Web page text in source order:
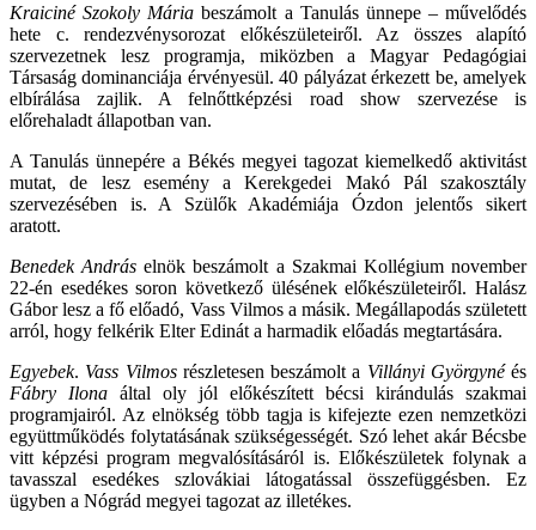
Kraiciné Szokoly Mária beszámolt a Tanulás ünnepe – művelődés
hete c. rendezvénysorozat előkészületeiről. Az összes alapító
szervezetnek lesz programja, miközben a Magyar Pedagógiai
Társaság dominanciája érvényesül. 40 pályázat érkezett be, amelyek
elbírálása zajlik. A felnőttképzési road show szervezése is
előrehaladt állapotban van.
A Tanulás ünnepére a Békés megyei tagozat kiemelkedő aktivitást
mutat, de lesz esemény a Kerekgedei Makó Pál szakosztály
szervezésében is. A Szülők Akadémiája Ózdon jelentős sikert
aratott.
Benedek András elnök beszámolt a Szakmai Kollégium november
22-én esedékes soron következő ülésének előkészületeiről. Halász
Gábor lesz a fő előadó, Vass Vilmos a másik. Megállapodás született
arról, hogy felkérik Elter Edinát a harmadik előadás megtartására.
Egyebek. Vass Vilmosrészletesen beszámolt a Villányi Györgynéés
Fábry Ilona által oly jól előkészített bécsi kirándulás szakmai
programjairól. Az elnökség több tagja is kifejezte ezen nemzetközi
együttműködés folytatásának szükségességét. Szó lehet akár Bécsbe
vitt képzési program megvalósításáról is. Előkészületek folynak a
tavasszal esedékes szlovákiai látogatással összefüggésben. Ez
ügyben a Nógrád megyei tagozat az illetékes.